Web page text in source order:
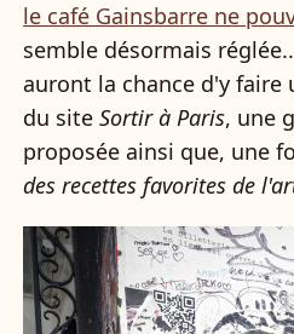
le café Gainsbarre ne
semble désormais
auront la chance d'y faire
du site Sortir à Paris, une
proposée ainsi que, une
des recettes favorites de